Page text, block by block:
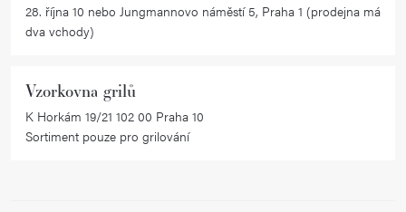
28. října 10 nebo Jungmannovo náměstí 5, Praha 1 (prodejna má
dva vchody)
Vzorkovna grilů
K Horkám 19/21 102 00 Praha 10
Sortiment pouze pro grilování